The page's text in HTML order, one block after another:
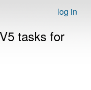
log in
tasks for